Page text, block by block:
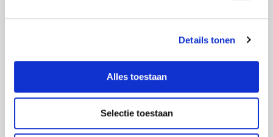
Details tonen
Alles toestaan
Selectie toestaan
Puk van Oijen
Projects Noord-Limburg, Brabant en Gelderland